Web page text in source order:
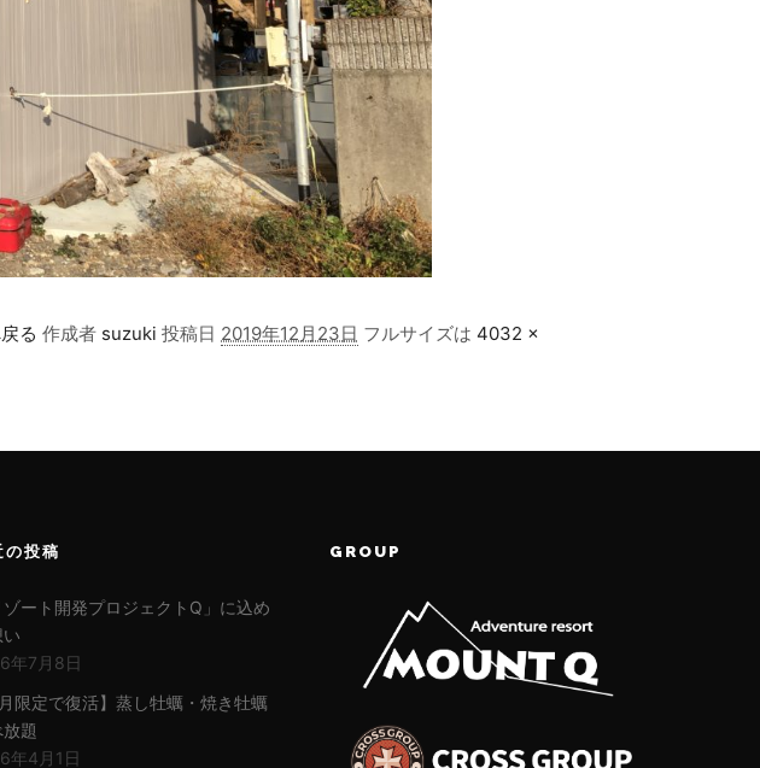
る 作成者 suzuki 投稿日 2019年12月23日 フルサイズは 4032 ×
の投稿
ゾート開発プロジェクトQ」に込め
年7月8日
月限定で復活】蒸し牡蠣・焼き牡蠣
題
年4月1日
GROUP